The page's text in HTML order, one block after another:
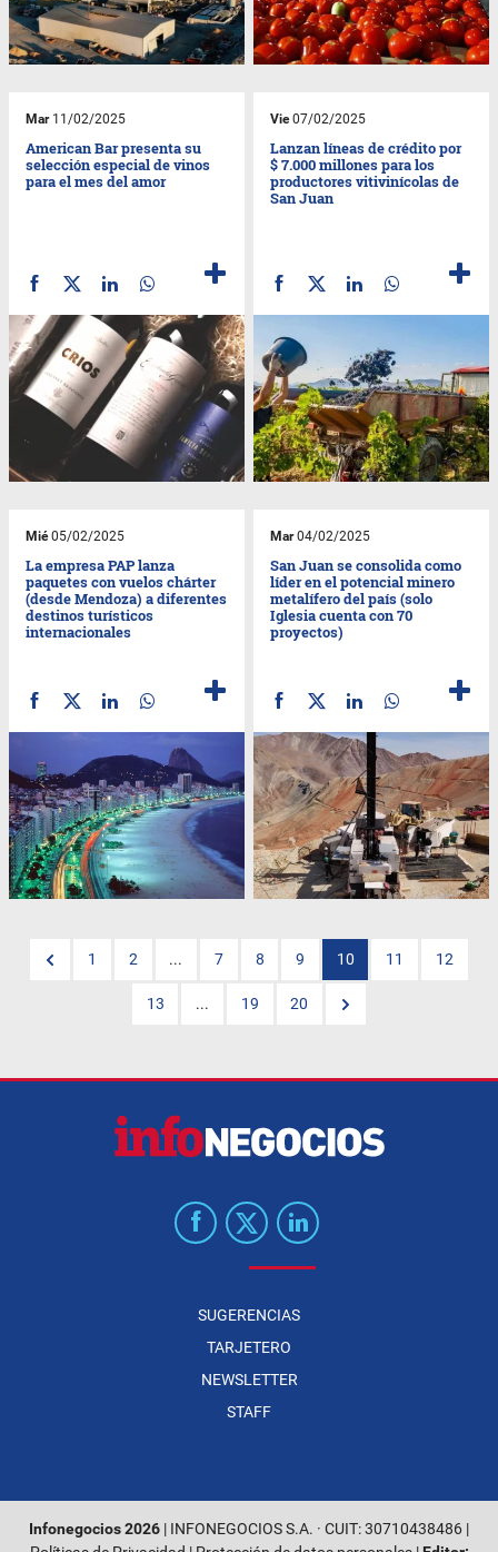
Mar11/02/2025
American Bar presenta su
selección especial de vinos
para el mes del amor
Vie07/02/2025
Lanzan líneas de crédito por
$ 7.000 millones para los
productores vitivinícolas de
San Juan
Mié05/02/2025
La empresa PAP lanza
paquetes con vuelos chárter
(desde Mendoza) a diferentes
destinos turísticos
internacionales
Mar04/02/2025
San Juan se consolida como
líder en el potencial minero
metalífero del país (solo
Iglesia cuenta con 70
proyectos)
1 2 ... 7 8 9 10 11 12
13 ... 19 20
SUGERENCIAS
TARJETERO
NEWSLETTER
STAFF
Infonegocios 2026 | INFONEGOCIOS S.A. · CUIT: 30710438486 |